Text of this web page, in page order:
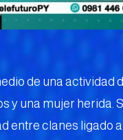
de una actividad
y una mujer herida.
entre clanes ligado al